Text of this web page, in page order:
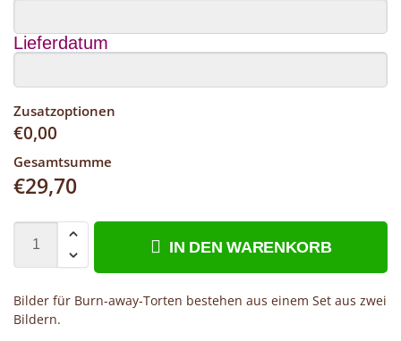
Lieferdatum
Zusatzoptionen
€0,00
Gesamtsumme
€29,70
IN DEN WARENKORB
Bilder für Burn-away-Torten bestehen aus einem Set aus zwei
Bildern.